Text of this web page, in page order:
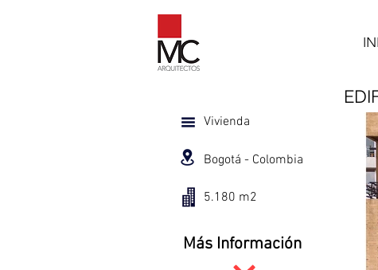
Vivienda
Bogotá - Colombia
5.180 m2
Más Información